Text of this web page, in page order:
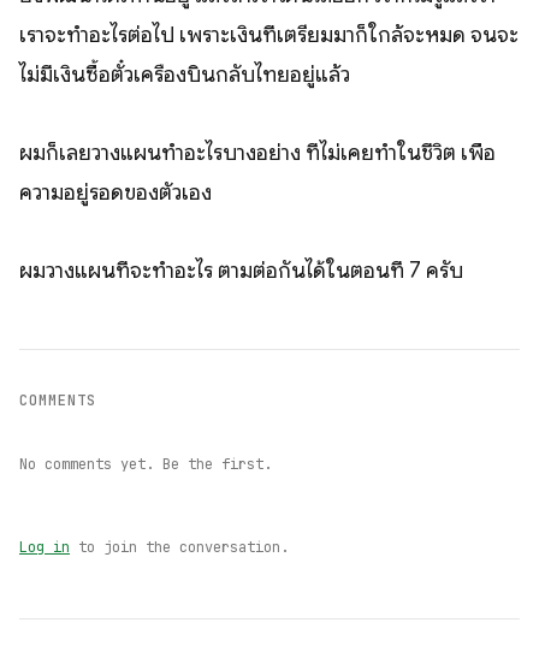
เราจะทำอะไรต่อไป เพราะเงินที่เตรียมมาก็ใกล้จะหมด จนจะ
ไม่มีเงินซื้อตั๋วเครื่องบินกลับไทยอยู่แล้ว
ผมก็เลยวางแผนทำอะไรบางอย่าง ที่ไม่เคยทำในชีวิต เพื่อ
ความอยู่รอดของตัวเอง
ผมวางแผนที่จะทำอะไร ตามต่อกันได้ในตอนที่ 7 ครับ
COMMENTS
No comments yet. Be the first.
Log in to join the conversation.